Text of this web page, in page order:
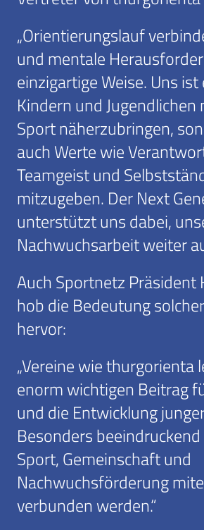
„Orientierungslauf
und mentale
einzigartige Weise. Uns
Kindern und Jugendlichen
Sport näherzubringen,
auch Werte wie
Teamgeist und
mitzugeben. Der Next
unterstützt uns dabei,
Nachwuchsarbeit weiter
Auch Sportnetz Präsident
hob die Bedeutung
hervor:
„Vereine wie thurgorienta
enorm wichtigen Beitrag
und die Entwicklung
Besonders
Sport, Gemeinschaft und
Nachwuchsförderung
verbunden werden.“